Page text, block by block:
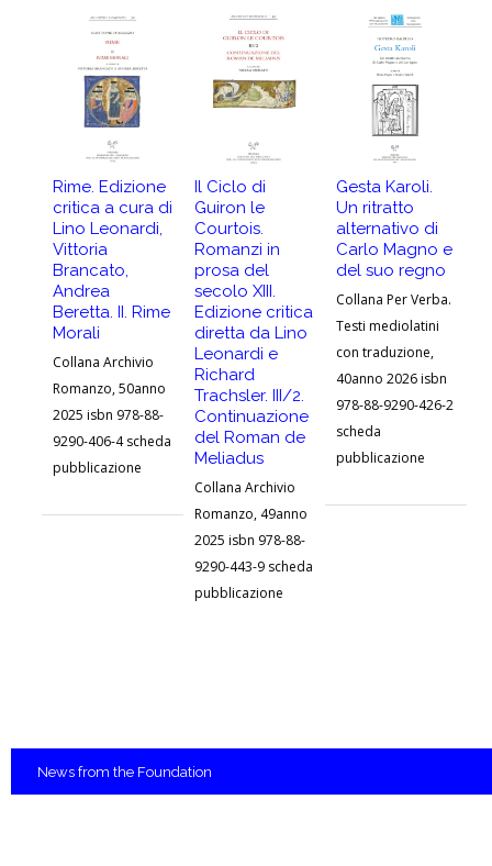
Rime. Edizione
critica a cura di
Lino Leonardi,
Vittoria
Brancato,
Andrea
Beretta. II. Rime
Morali
Collana Archivio
Romanzo, 50anno
2025 isbn 978-88-
9290-406-4 scheda
pubblicazione
Il Ciclo di
Guiron le
Courtois.
Romanzi in
prosa del
secolo XIII.
Edizione critica
diretta da Lino
Leonardi e
Richard
Trachsler. III/2.
Continuazione
del Roman de
Meliadus
Collana Archivio
Romanzo, 49anno
2025 isbn 978-88-
9290-443-9 scheda
pubblicazione
Gesta Karoli.
Un ritratto
alternativo di
Carlo Magno e
del suo regno
Collana Per Verba.
Testi mediolatini
con traduzione,
40anno 2026 isbn
978-88-9290-426-2
scheda
pubblicazione
News from the Foundation